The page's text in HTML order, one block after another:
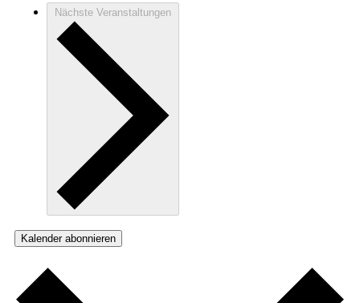
Nächste Veranstaltungen
Kalender abonnieren